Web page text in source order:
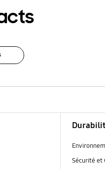
Sécurité et